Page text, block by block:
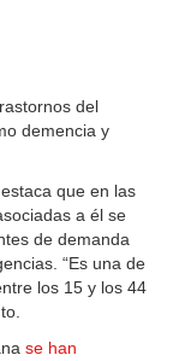
del
demencia y
que en las
a él se
de demanda
“Es una de
los 15 y los 44
se han